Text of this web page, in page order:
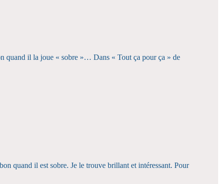
quand il la joue « sobre »… Dans « Tout ça pour ça » de
quand il est sobre. Je le trouve brillant et intéressant. Pour